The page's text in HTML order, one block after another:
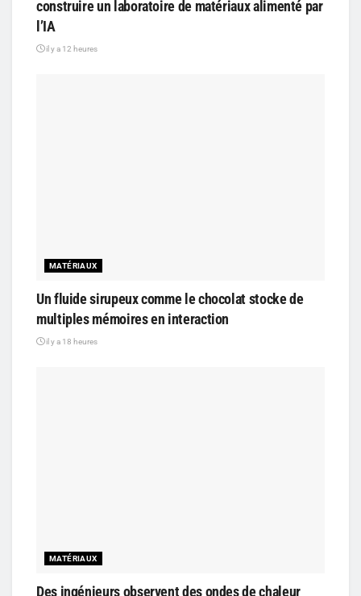
construire un laboratoire de matériaux alimenté par
l’IA
il y a 12 heures
MATÉRIAUX
Un fluide sirupeux comme le chocolat stocke de
multiples mémoires en interaction
il y a 18 heures
MATÉRIAUX
Des ingénieurs observent des ondes de chaleur